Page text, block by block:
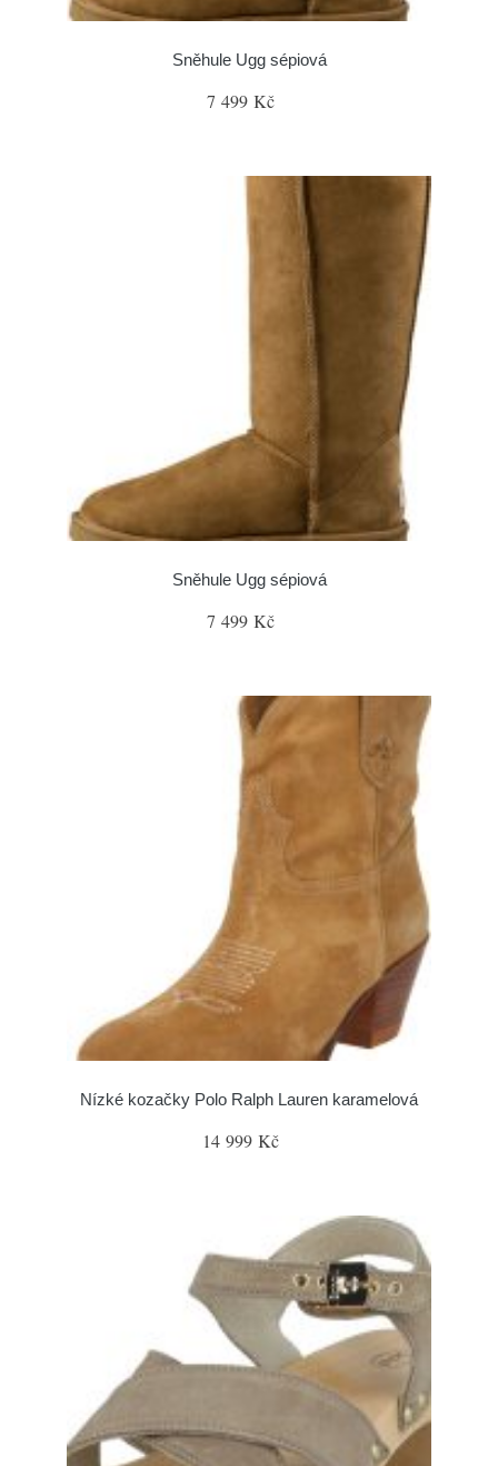
Sněhule Ugg sépiová
7 499 Kč
Sněhule Ugg sépiová
7 499 Kč
Nízké kozačky Polo Ralph Lauren karamelová
14 999 Kč